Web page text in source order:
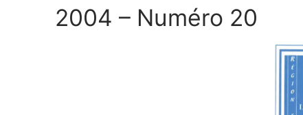
Présentation
Numéros par
Propositions de
2004 – Numéro 20